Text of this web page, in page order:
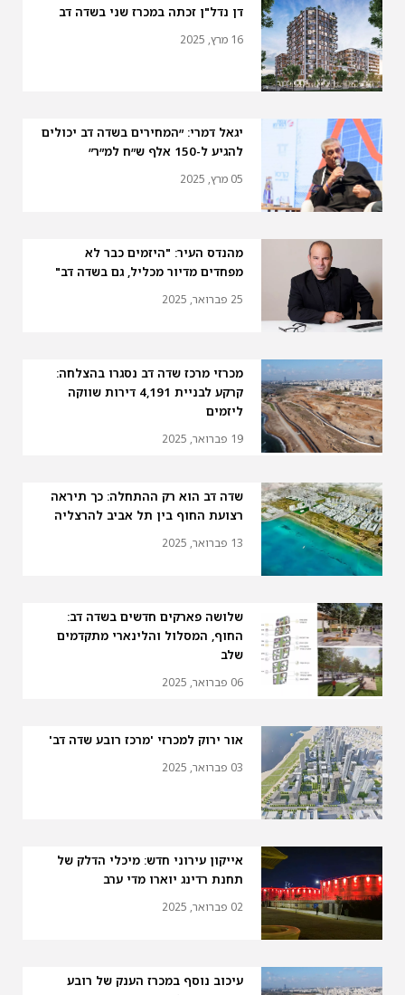
דן נדל"ן זכתה במכרז שני בשדה דב
16 מרץ, 2025
יגאל דמרי: ״המחירים בשדה דב יכולים
להגיע ל-150 אלף ש״ח למ״ר״
05 מרץ, 2025
מהנדס העיר: "היזמים כבר לא
מפחדים מדיור מכליל, גם בשדה דב"
25 פברואר, 2025
מכרזי מרכז שדה דב נסגרו בהצלחה:
קרקע לבניית 4,191 דירות שווקה
ליזמים
19 פברואר, 2025
שדה דב הוא רק ההתחלה: כך תיראה
רצועת החוף בין תל אביב להרצליה
13 פברואר, 2025
שלושה פארקים חדשים בשדה דב:
החוף, המסלול והלינארי מתקדמים
שלב
06 פברואר, 2025
אור ירוק למכרזי 'מרכז רובע שדה דב'
03 פברואר, 2025
אייקון עירוני חדש: מיכלי הדלק של
תחנת רדינג יוארו מדי ערב
02 פברואר, 2025
עיכוב נוסף במכרז הענק של רובע